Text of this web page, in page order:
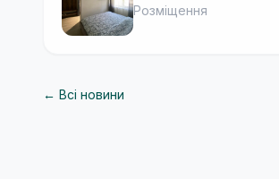
Розміщення
← Всі новини